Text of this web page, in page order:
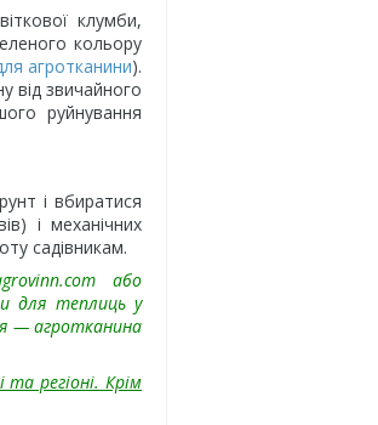
клумби,
кольору
агротканини).
від звичайного
руйнування
і вбиратися
і механічних
садівникам.
або
для теплиць у
— агротканина
регіоні. Крім